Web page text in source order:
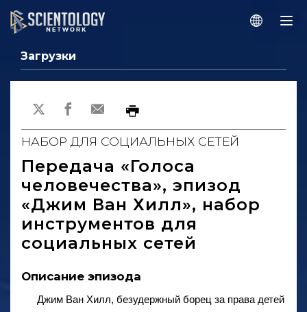
Загрузки
НАБОР ДЛЯ СОЦИАЛЬНЫХ СЕТЕЙ
Передача «Голоса
человечества», эпизод
«Джим Ван Хилл», набор
инструментов для
социальных сетей
Описание эпизода
Джим Ван Хилл, безудержный борец за права детей